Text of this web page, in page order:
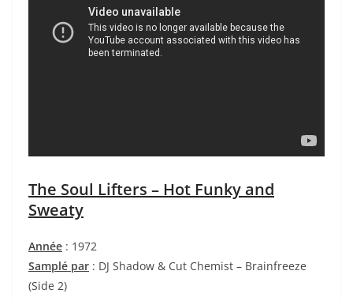
The Soul Lifters – Hot Funky and
Sweaty
Année : 1972
Samplé par : DJ Shadow & Cut Chemist – Brainfreeze
(Side 2)